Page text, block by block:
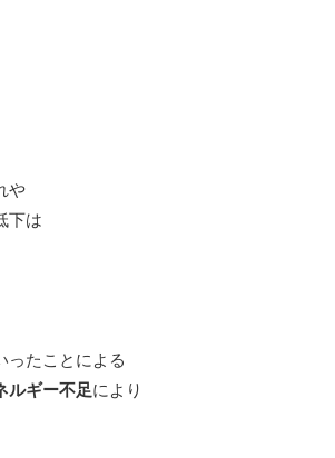
や
下は
ったことによる
ルギー不足により